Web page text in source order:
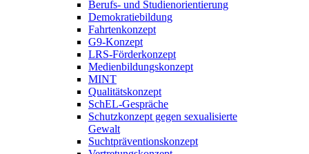
Berufs- und Studienorientierung
Demokratiebildung
Fahrtenkonzept
G9-Konzept
LRS-Förderkonzept
Medienbildungskonzept
MINT
Qualitätskonzept
SchEL-Gespräche
Schutzkonzept gegen sexualisierte
Gewalt
Suchtpräventionskonzept